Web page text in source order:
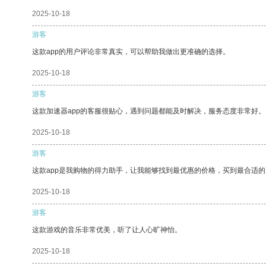
2025-10-18
游客
这款app的用户评论非常真实，可以帮助我做出更准确的选择。
2025-10-18
游客
这款加速器app的客服很贴心，遇到问题都能及时解决，服务态度非常好。
2025-10-18
游客
这款app是我购物的得力助手，让我能够找到最优惠的价格，买到最合适
2025-10-18
游客
这款游戏的音乐非常优美，听了让人心旷神怡。
2025-10-18